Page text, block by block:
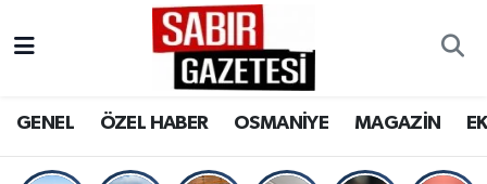
GENEL ÖZEL HABER OSMANİYE MAGAZİN
Osmaniye Nöbetçi Eczaneler